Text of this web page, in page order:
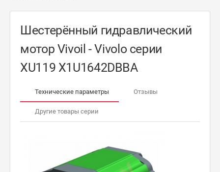
Шестерённый гидравлический
мотор Vivoil - Vivolo серии
XU119 X1U1642DBBA
Технические параметры Отзывы
Другие товары серии